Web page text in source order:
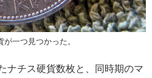
一つ見つかった。
ナチス硬貨数枚と、同時期のマ